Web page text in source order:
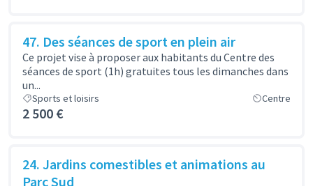
47. Des séances de sport en plein air
Ce projet vise à proposer aux habitants du Centre des
séances de sport (1h) gratuites tous les dimanches dans
un...
Sports et loisirs Centre
2 500 €
24. Jardins comestibles et animations au
Parc Sud